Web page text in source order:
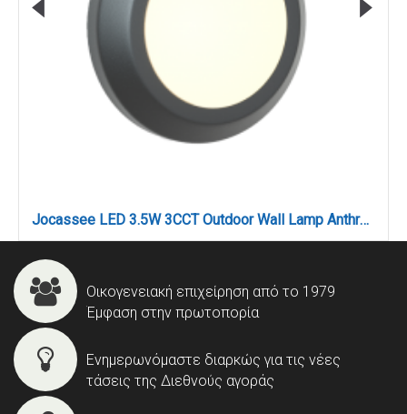
Jocassee LED 3.5W 3CCT Outdoor Wall Lamp Anthracite D:15cmx2.7cm (80201440)
Οικογενειακή επιχείρηση από το 1979
Έμφαση στην πρωτοπορία
Ενημερωνόμαστε διαρκώς για τις νέες
τάσεις της Διεθνούς αγοράς